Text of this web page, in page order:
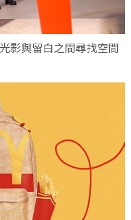
影與留白之間尋找空間